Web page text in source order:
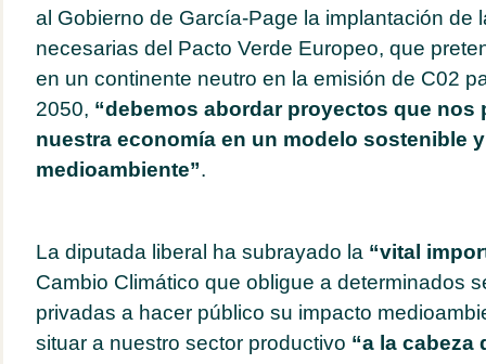
al Gobierno de García-Page la implantación de
necesarias del Pacto Verde Europeo, que
en un continente neutro en la emisión de C02
2050, “debemos abordar proyectos que nos
nuestra economía en un modelo sostenible
medioambiente”.
La diputada liberal ha subrayado la “vital
Cambio Climático que obligue a determinados
privadas a hacer público su impacto
situar a nuestro sector productivo “a la cabeza